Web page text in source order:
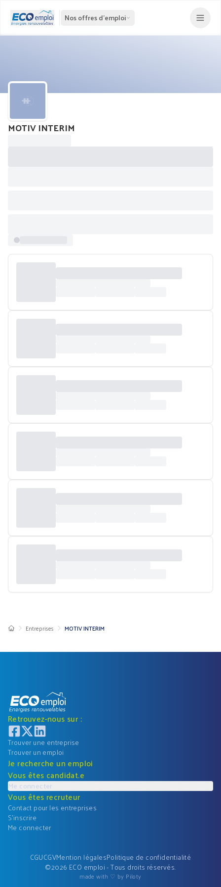
Nos offres d'emploi
MOTIV INTERIM
Entreprises MOTIV INTERIM
Retrouvez-nous sur :
Trouver une entreprise
Trouver un emploi
Je recherche un emploi
Vous êtes candidat.e
Me connecter
Vous êtes recruteur
Contact pour les entreprises
S'inscrire
Me connecter
CGUCGVMention légalesPolitique de confidentialité
©2026 ECO emploi - Tous droits réservés.
made with ♡ by Piloty